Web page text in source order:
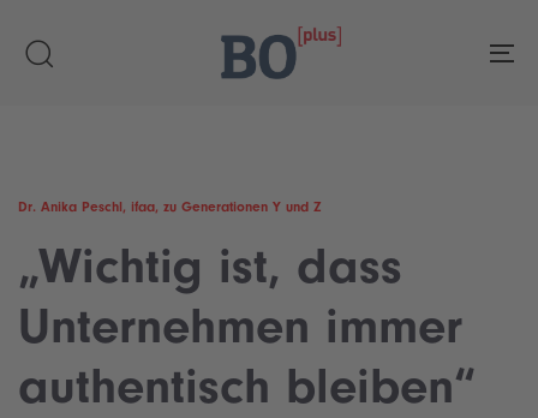
links
content
Dr. Anika Peschl, ifaa, zu Generationen Y und Z
„Wichtig ist, dass
Unternehmen immer
authentisch bleiben“